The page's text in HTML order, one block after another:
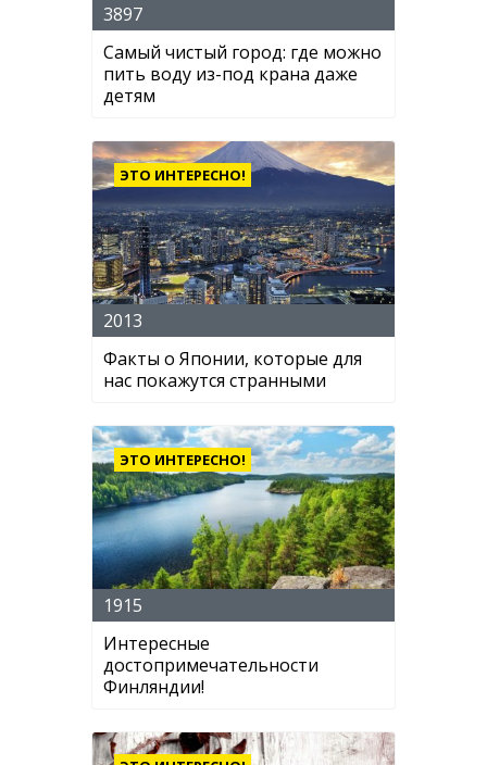
3897
Самый чистый город: где можно
пить воду из-под крана даже
детям
ЭТО ИНТЕРЕСНО!
2013
Факты о Японии, которые для
нас покажутся странными
ЭТО ИНТЕРЕСНО!
1915
Интересные
достопримечательности
Финляндии!